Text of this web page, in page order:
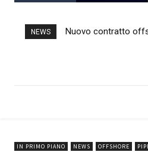
NEWS
Nuovo contratto
IN PRIMO PIANO NEWS OFFSHORE